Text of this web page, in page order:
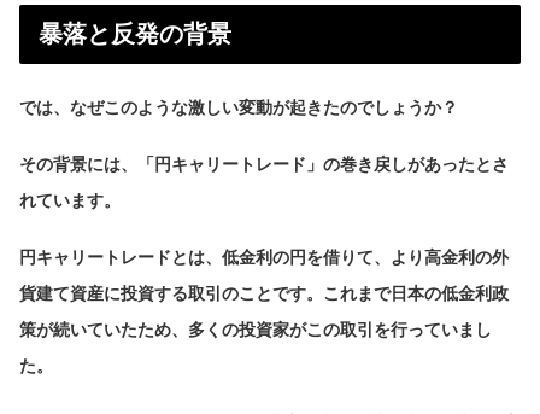
暴落と反発の背景
では、なぜこのような激しい変動が起きたのでしょうか？
その背景には、「円キャリートレード」の巻き戻しがあったとさ
れています。
円キャリートレードとは、低金利の円を借りて、より高金利の外
貨建て資産に投資する取引のことです。これまで日本の低金利政
策が続いていたため、多くの投資家がこの取引を行っていまし
た。